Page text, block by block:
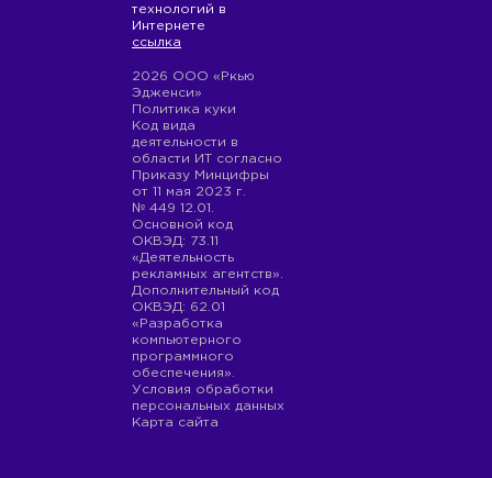
технологий в
Интернете
ссылка
2026 ООО «Ркью
Эдженси»
Политика куки
Код вида
деятельности в
области ИТ согласно
Приказу Минцифры
от 11 мая 2023 г.
№ 449 12.01.
Основной код
ОКВЭД: 73.11
«Деятельность
рекламных агентств».
Дополнительный код
ОКВЭД: 62.01
«Разработка
компьютерного
программного
обеспечения».
Условия обработки
персональных данных
Карта сайта